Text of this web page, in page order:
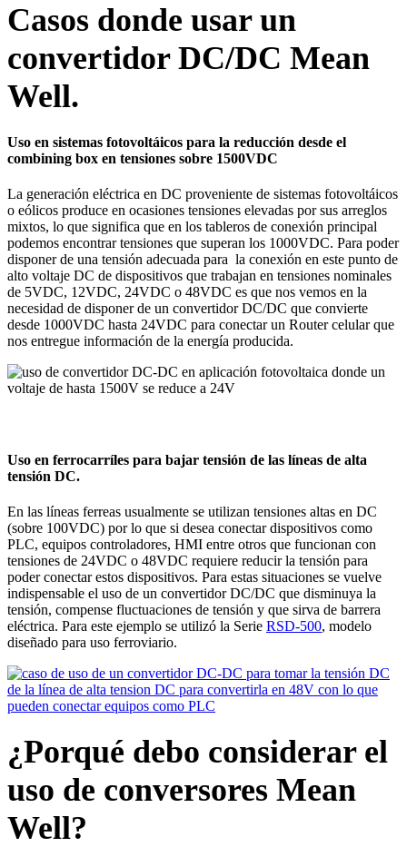
Casos donde usar un
convertidor DC/DC Mean
Well.
Uso en sistemas fotovoltáicos para la reducción desde el
combining box en tensiones sobre 1500VDC
La generación eléctrica en DC proveniente de sistemas fotovoltáicos
o eólicos produce en ocasiones tensiones elevadas por sus arreglos
mixtos, lo que significa que en los tableros de conexión principal
podemos encontrar tensiones que superan los 1000VDC. Para poder
disponer de una tensión adecuada para la conexión en este punto de
alto voltaje DC de dispositivos que trabajan en tensiones nominales
de 5VDC, 12VDC, 24VDC o 48VDC es que nos vemos en la
necesidad de disponer de un convertidor DC/DC que convierte
desde 1000VDC hasta 24VDC para conectar un Router celular que
nos entregue información de la energía producida.
Uso en ferrocarríles para bajar tensión de las líneas de alta
tensión DC.
En las líneas ferreas usualmente se utilizan tensiones altas en DC
(sobre 100VDC) por lo que si desea conectar dispositivos como
PLC, equipos controladores, HMI entre otros que funcionan con
tensiones de 24VDC o 48VDC requiere reducir la tensión para
poder conectar estos dispositivos. Para estas situaciones se vuelve
indispensable el uso de un convertidor DC/DC que disminuya la
tensión, compense fluctuaciones de tensión y que sirva de barrera
eléctrica. Para este ejemplo se utilizó la Serie RSD-500, modelo
diseñado para uso ferroviario.
¿Porqué debo considerar el
uso de conversores Mean
Well?